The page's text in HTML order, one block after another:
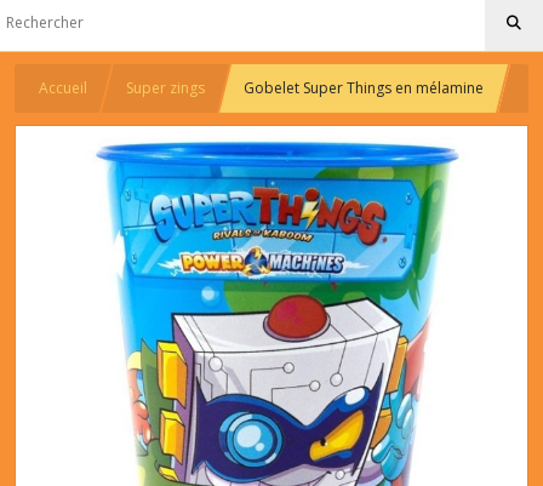
Accueil Super zings Gobelet Super Things en mélamine